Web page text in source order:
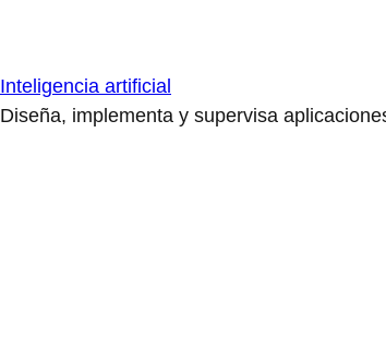
Inteligencia artificial
Diseña, implementa y supervisa